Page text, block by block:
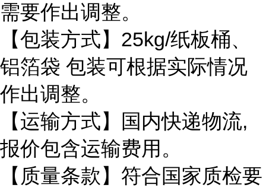
需要作出调整。
【包装方式】25kg/纸板桶、
铝箔袋 包装可根据实际情况
作出调整。
【运输方式】国内快递物流,
报价包含运输费用。
【质量条款】符合国家质检要